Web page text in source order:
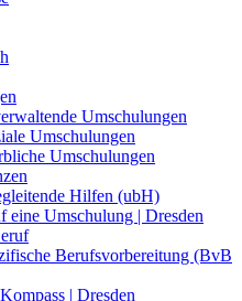
Umschulungen
Umschulungen
Umschulungen
Hilfen (ubH)
eine Umschulung | Dresden
Berufsvorbereitung (BvB
| Dresden